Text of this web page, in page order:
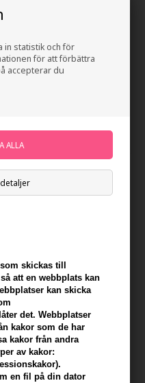
in statistik och för
för att förbättra
accepterar du
skickas till
att en webbplats kan
kan skicka
det. Webbplatser
kakor som de har
kakor från andra
av kakor:
en fil på din dator
Aphro Celina Microhyaluron